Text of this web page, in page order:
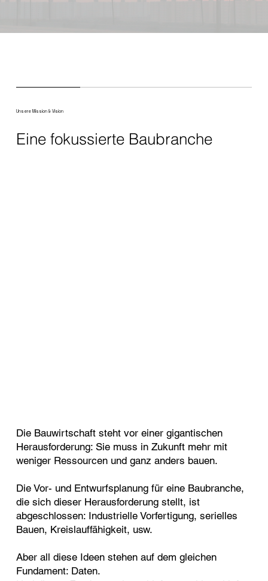
Unsere Mission & Vision
Eine fokussierte Baubranche
Die Bauwirtschaft steht vor einer gigantischen
Herausforderung: Sie muss in Zukunft mehr mit
weniger Ressourcen und ganz anders bauen.
Die Vor- und Entwurfsplanung für eine Baubranche,
die sich dieser Herausforderung stellt, ist
abgeschlossen: Industrielle Vorfertigung, serielles
Bauen, Kreislauffähigkeit, usw.
Aber all diese Ideen stehen auf dem gleichen
Fundament: Daten.